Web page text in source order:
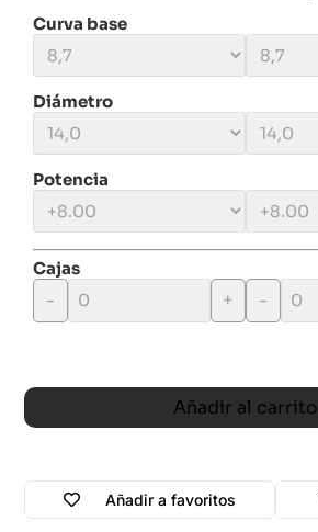
Curva base
Diámetro
Potencia
Cajas
- + -
Añadir al carrito
Añadir a favoritos